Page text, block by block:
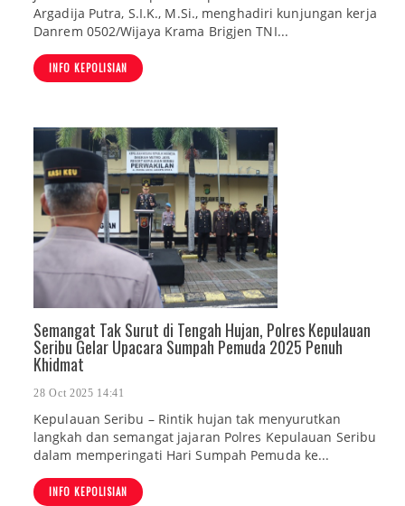
Argadija Putra, S.I.K., M.Si., menghadiri kunjungan kerja
Danrem 0502/Wijaya Krama Brigjen TNI...
INFO KEPOLISIAN
Semangat Tak Surut di Tengah Hujan, Polres Kepulauan
Seribu Gelar Upacara Sumpah Pemuda 2025 Penuh
Khidmat
28 Oct 2025 14:41
Kepulauan Seribu – Rintik hujan tak menyurutkan
langkah dan semangat jajaran Polres Kepulauan Seribu
dalam memperingati Hari Sumpah Pemuda ke...
INFO KEPOLISIAN